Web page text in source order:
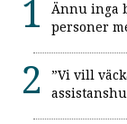
Ännu inga
personer
”Vi vill